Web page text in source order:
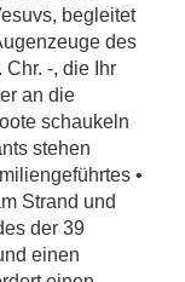
begleitet
des
-, die Ihr
an die
schaukeln
stehen
•
Strand und
der 39
einen